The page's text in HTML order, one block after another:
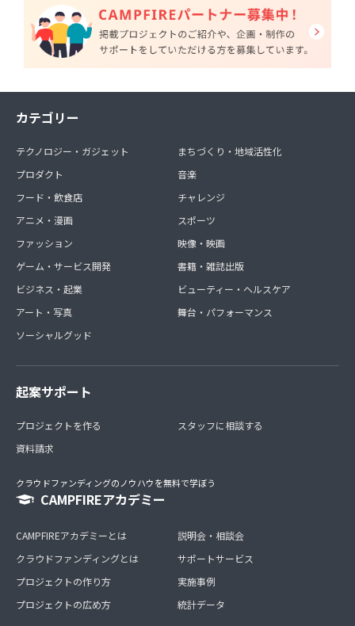
カテゴリー
テクノロジー・ガジェット
プロダクト
フード・飲食店
アニメ・漫画
ファッション
ゲーム・サービス開発
ビジネス・起業
アート・写真
ソーシャルグッド
まちづくり・地域活性化
音楽
チャレンジ
スポーツ
映像・映画
書籍・雑誌出版
ビューティー・ヘルスケア
舞台・パフォーマンス
起案サポート
プロジェクトを作る
資料請求
スタッフに相談する
クラウドファンディングのノウハウを無料で学ぼう
CAMPFIREアカデミー
CAMPFIREアカデミーとは
クラウドファンディングとは
プロジェクトの作り方
プロジェクトの広め方
説明会・相談会
サポートサービス
実施事例
統計データ